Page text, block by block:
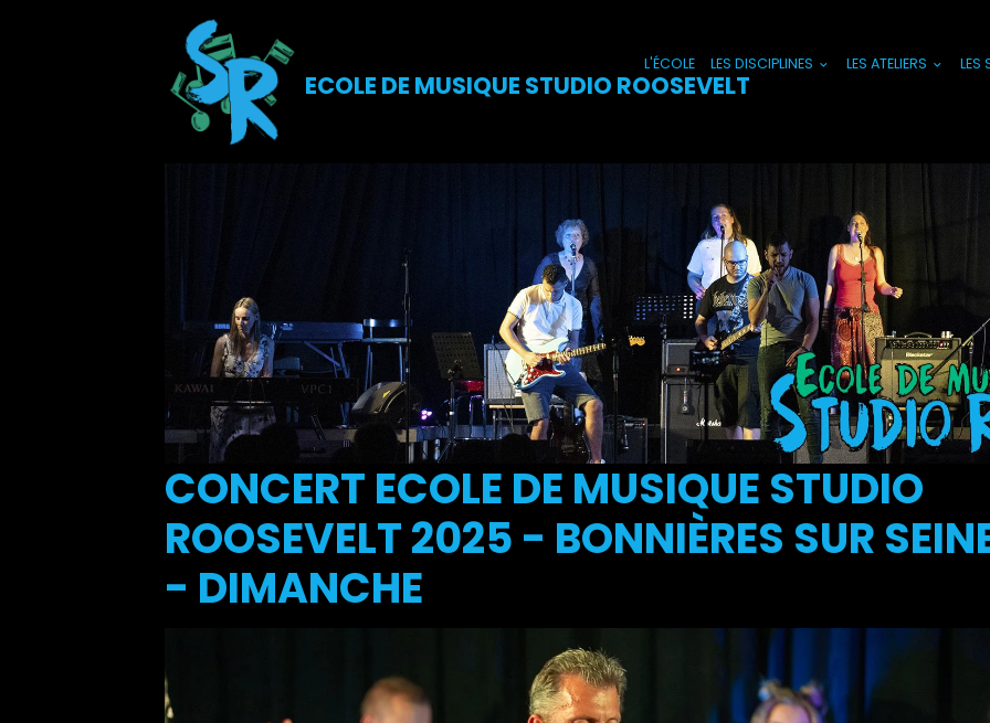
ECOLE DE MUSIQUE STUDIO ROOSEVELT
L'ÉCOLE LES DISCIPLINES LES ATELIERS LES
CONCERT ECOLE DE MUSIQUE STUDIO
ROOSEVELT 2025 - BONNIÈRES SUR
- DIMANCHE